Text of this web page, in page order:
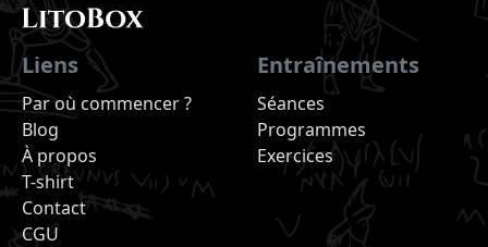
Liens
Par où commencer ?
Blog
À propos
T-shirt
Contact
CGU
Entraînements
Séances
Programmes
Exercices